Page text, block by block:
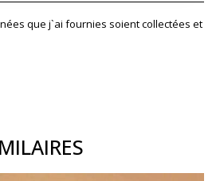
que j`ai fournies soient collectées et